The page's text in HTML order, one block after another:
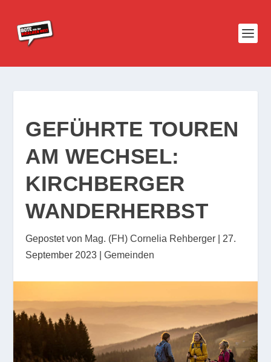
GEFÜHRTE TOUREN
AM WECHSEL:
KIRCHBERGER
WANDERHERBST
Gepostet von Mag. (FH) Cornelia Rehberger
27.
September 2023 |Gemeinden